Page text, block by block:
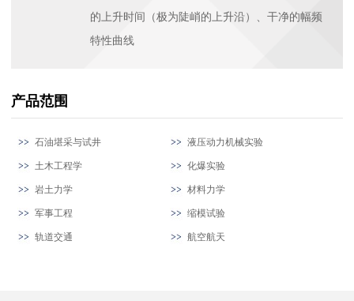
的上升时间（极为陡峭的上升沿）、干净的幅频
特性曲线
产品范围
石油堪采与试井 液压动力机械实验
土木工程学 化爆实验
岩土力学 材料力学
军事工程 缩模试验
轨道交通 航空航天